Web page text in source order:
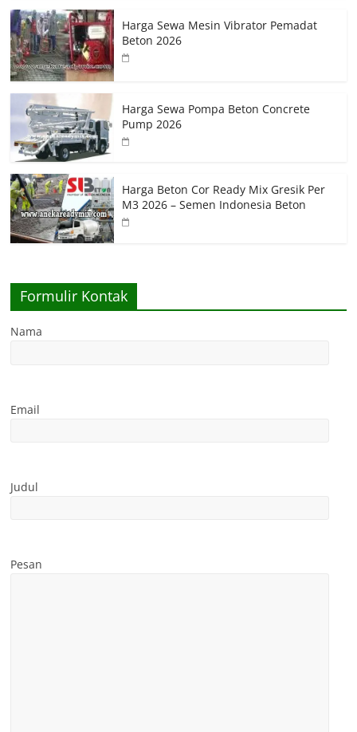
Harga Sewa Mesin Vibrator Pemadat
Beton 2026
Harga Sewa Pompa Beton Concrete
Pump 2026
Harga Beton Cor Ready Mix Gresik Per
M3 2026 – Semen Indonesia Beton
Formulir Kontak
Nama
Email
Judul
Pesan